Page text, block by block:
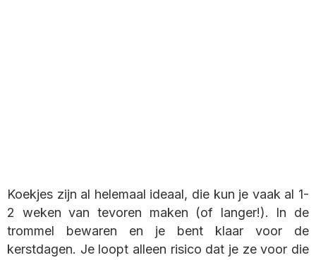
Koekjes zijn al helemaal ideaal, die kun je vaak al 1-
2 weken van tevoren maken (of langer!). In de
trommel bewaren en je bent klaar voor de
kerstdagen. Je loopt alleen risico dat je ze voor die